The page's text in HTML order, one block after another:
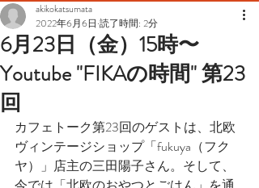
6月23日（金）15時〜
Youtube "FIKAの時間" 第23
回
akikokatsumata
2022年6月6日 読了時間: 2分
カフェトーク第23回のゲストは、北欧
ヴィンテージショップ「fukuya（フク
ヤ）」店主の三田陽子さん。そして、